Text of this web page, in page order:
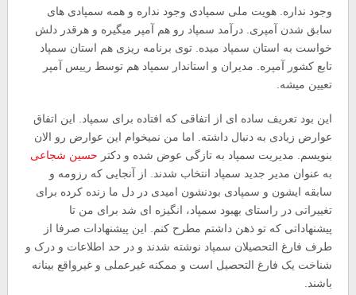
وجود نداره. هویت ملی سمپادی وجود نداره و همه سمپادی های
سابق شدن آمپری. درآمد سمپاد رو هم آمپر میگیره و هرقدر دلش
خواست به استان سمپاد میده. توی برنامه ریزی هم استان سمپاد
تابع کشور آمپره. مدیران و استاندار سمپاد هم توسط رییس آمپر
تعیین میشه.
این بود تعریف ساده ای از اتفاقی که افتاده برای سمپاد. این اتفاق
عوارض زیادی به دنبال داشته. اما من نمیخوام این عوارض رو الان
بنویسم. مدیریت سمپاد به تازگی عوض شده و دکتر حسین شجاعی
به عنوان مدیر جدید سمپاد انتخاب شدند. از آنجایی که رزومه و
سابقه ایشون و سمپادی بودنشون امیدی در دل ما زنده کرده برای
تغییراتی در راستای بهبود سمپاد، انگیزه ای شد برای من تا
پیشنهاداتی که تو ذهن داشتم مطرح کنم. این پیشنهادات صرفا از
طرف فارغ التحصیلان سمپاد نوشته شدند و در حد اطلاعات و درک و
شناخت یک فارغ التحصیل است و ممکنه غیرعملی و غیرواقع بینانه
باشند.